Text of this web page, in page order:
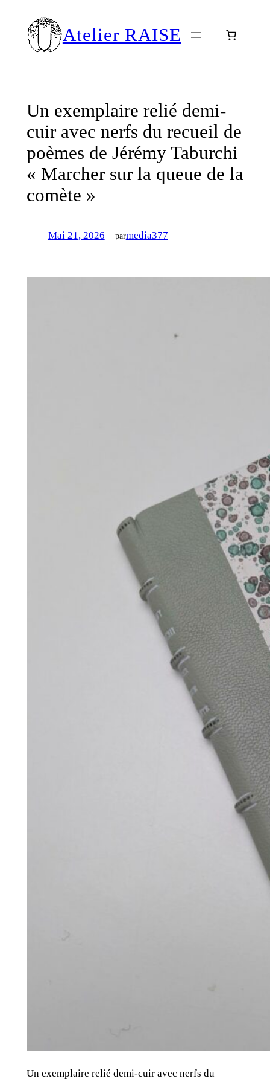
contenu
Atelier RAISE
Un exemplaire relié demi-
cuir avec nerfs du recueil de
poèmes de Jérémy Taburchi
« Marcher sur la queue de la
comète »
Mai 21, 2026—parmedia377
Un exemplaire relié demi-cuir avec nerfs du